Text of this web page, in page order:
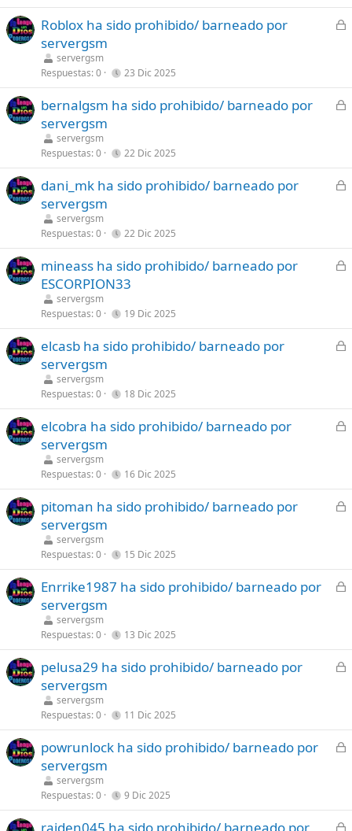
a
dC
a
d
Roblox ha sido prohibido/ barneado por
servergsm
servergsm
Respuestas 0 23 Dic 2025
C
a
d
bernalgsm ha sido prohibido/ barneado por
servergsm
servergsm
Respuestas 0 22 Dic 2025
C
a
d
dani_mk ha sido prohibido/ barneado por
servergsm
servergsm
Respuestas 0 22 Dic 2025
C
a
d
mineass ha sido prohibido/ barneado por
ESCORPION33
servergsm
Respuestas 0 19 Dic 2025
C
a
d
elcasb ha sido prohibido/ barneado por
servergsm
servergsm
Respuestas 0 18 Dic 2025
C
a
d
elcobra ha sido prohibido/ barneado por
servergsm
servergsm
Respuestas 0 16 Dic 2025
C
a
d
pitoman ha sido prohibido/ barneado por
servergsm
servergsm
Respuestas 0 15 Dic 2025
C
a
d
Enrrike1987 ha sido prohibido/ barneado por
servergsm
servergsm
Respuestas 0 13 Dic 2025
C
a
d
pelusa29 ha sido prohibido/ barneado por
servergsm
servergsm
Respuestas 0 11 Dic 2025
C
a
d
powrunlock ha sido prohibido/ barneado por
servergsm
servergsm
Respuestas 0 9 Dic 2025
C